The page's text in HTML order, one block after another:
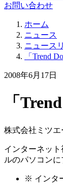
お問い合わせ
ホーム
ニュース
ニュース
「Trend
2008年6月17日
「
株式会社ミツエ
インターネッ
ルのパソコン
※ インタ